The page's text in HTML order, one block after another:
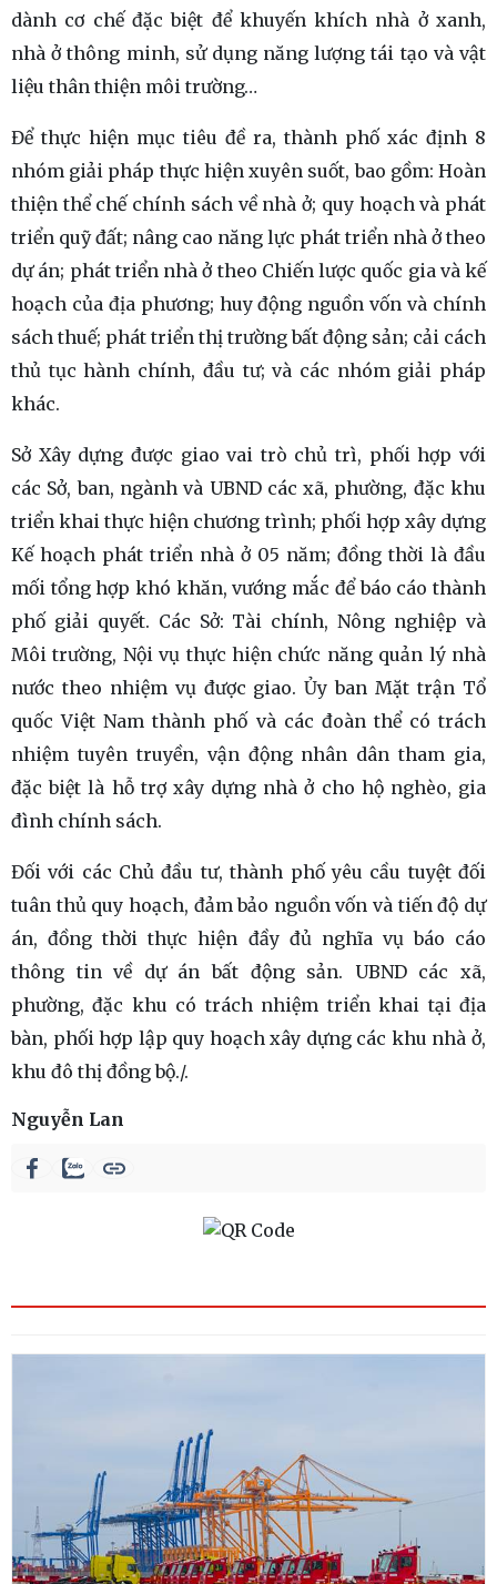
dành cơ chế đặc biệt để khuyến khích nhà ở xanh,
nhà ở thông minh, sử dụng năng lượng tái tạo và vật
liệu thân thiện môi trường…
Để thực hiện mục tiêu đề ra, thành phố xác định 8
nhóm giải pháp thực hiện xuyên suốt, bao gồm: Hoàn
thiện thể chế chính sách về nhà ở; quy hoạch và phát
triển quỹ đất; nâng cao năng lực phát triển nhà ở theo
dự án; phát triển nhà ở theo Chiến lược quốc gia và kế
hoạch của địa phương; huy động nguồn vốn và chính
sách thuế; phát triển thị trường bất động sản; cải cách
thủ tục hành chính, đầu tư; và các nhóm giải pháp
khác.
Sở Xây dựng được giao vai trò chủ trì, phối hợp với
các Sở, ban, ngành và UBND các xã, phường, đặc khu
triển khai thực hiện chương trình; phối hợp xây dựng
Kế hoạch phát triển nhà ở 05 năm; đồng thời là đầu
mối tổng hợp khó khăn, vướng mắc để báo cáo thành
phố giải quyết. Các Sở: Tài chính, Nông nghiệp và
Môi trường, Nội vụ thực hiện chức năng quản lý nhà
nước theo nhiệm vụ được giao. Ủy ban Mặt trận Tổ
quốc Việt Nam thành phố và các đoàn thể có trách
nhiệm tuyên truyền, vận động nhân dân tham gia,
đặc biệt là hỗ trợ xây dựng nhà ở cho hộ nghèo, gia
đình chính sách.
Đối với các Chủ đầu tư, thành phố yêu cầu tuyệt đối
tuân thủ quy hoạch, đảm bảo nguồn vốn và tiến độ dự
án, đồng thời thực hiện đầy đủ nghĩa vụ báo cáo
thông tin về dự án bất động sản. UBND các xã,
phường, đặc khu có trách nhiệm triển khai tại địa
bàn, phối hợp lập quy hoạch xây dựng các khu nhà ở,
khu đô thị đồng bộ./.
Nguyễn Lan